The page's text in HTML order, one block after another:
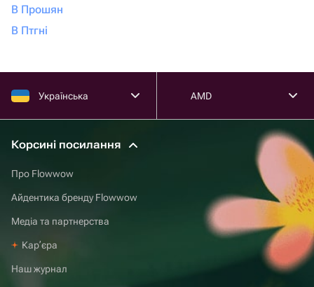
В Прошян
В Птгні
Українська AMD
Корсині посилання
Про Flowwow
Айдентика бренду Flowwow
Медіа та партнерства
Карʼєра
Наш журнал